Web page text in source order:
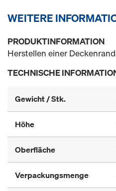
WEITERE
PRODUKTINFORMATION
Herstellen einer
TECHNISCHE
Gewicht / Stk.
Höhe
Oberfläche
Verpackungsmenge